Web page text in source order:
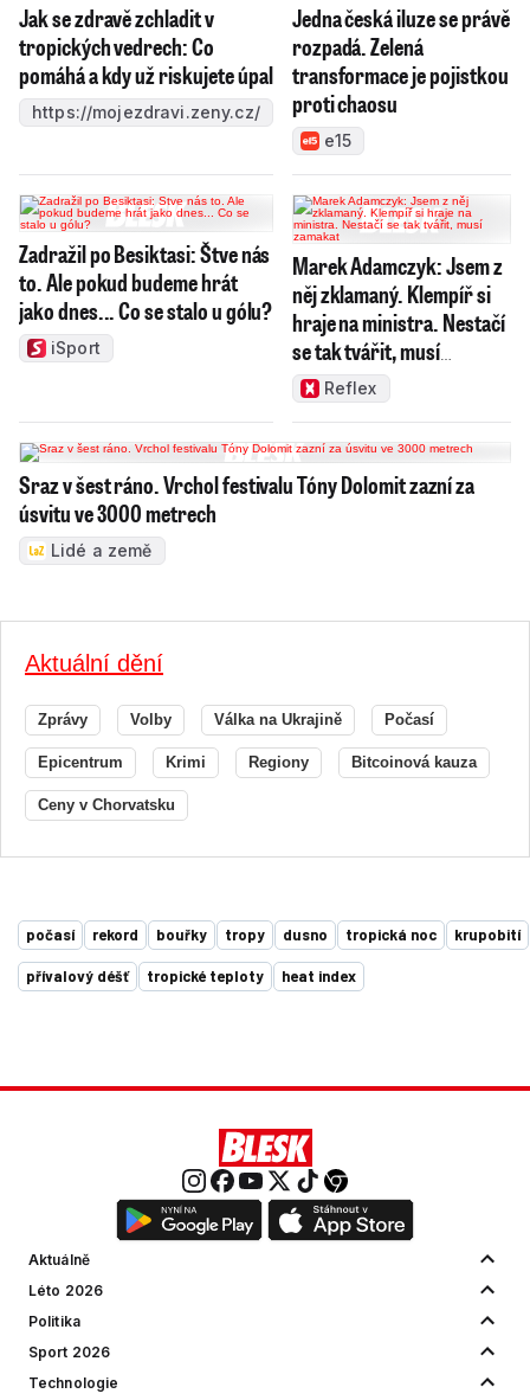
Jak se zdravě zchladit v
tropických vedrech: Co
pomáhá a kdy už riskujete úpal
https://mojezdravi.zeny.cz/
Jedna česká iluze se právě
rozpadá. Zelená
transformace je pojistkou
proti chaosu
e15
Zadražil po Besiktasi: Štve nás
to. Ale pokud budeme hrát
jako dnes... Co se stalo u gólu?
iSport
Marek Adamczyk: Jsem z
něj zklamaný. Klempíř si
hraje na ministra. Nestačí
se tak tvářit, musí
zamakat
Reflex
Sraz v šest ráno. Vrchol festivalu Tóny Dolomit zazní za
úsvitu ve 3000 metrech
Lidé a země
Aktuální dění
Zprávy Volby Válka na Ukrajině Počasí
Epicentrum Krimi Regiony Bitcoinová kauza
Ceny v Chorvatsku
počasí rekord bouřky tropy dusno tropická noc krupobití
přívalový déšť tropické teploty heat index
Aktuálně
Léto 2026
Politika
Sport 2026
Technologie